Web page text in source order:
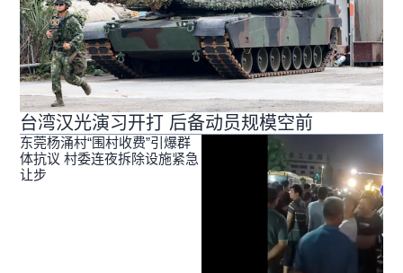
台湾汉光演习开打 后备动员规模空前
东莞杨涌村“围村收费”引爆群
体抗议 村委连夜拆除设施紧急
让步